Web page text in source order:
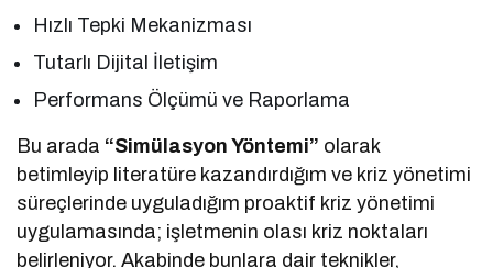
Hızlı Tepki Mekanizması
Tutarlı Dijital İletişim
Performans Ölçümü ve Raporlama
Bu arada “Simülasyon Yöntemi” olarak
betimleyip literatüre kazandırdığım ve kriz yönetimi
süreçlerinde uyguladığım proaktif kriz yönetimi
uygulamasında; işletmenin olası kriz noktaları
belirleniyor. Akabinde bunlara dair teknikler,